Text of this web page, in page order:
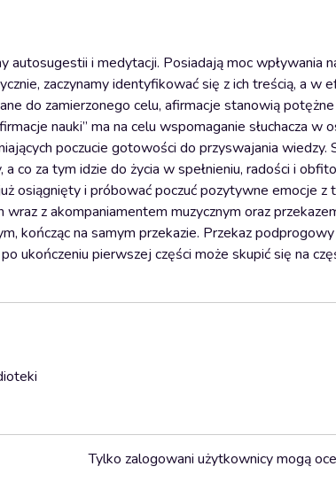
i medytacji. Posiadają moc wpływania
zaczynamy identyfikować się z ich treścią, a w
do zamierzonego celu, afirmacje stanowią
nauki” ma na celu wspomaganie słuchacza w
poczucie gotowości do przyswajania wiedzy.
co za tym idzie do życia w spełnieniu, radości i
osiągnięty i próbować poczuć pozytywne emocje z
wraz z akompaniamentem muzycznym oraz
kończąc na samym przekazie. Przekaz
ukończeniu pierwszej części może skupić się na
Tylko zalogowani użytkownicy mogą